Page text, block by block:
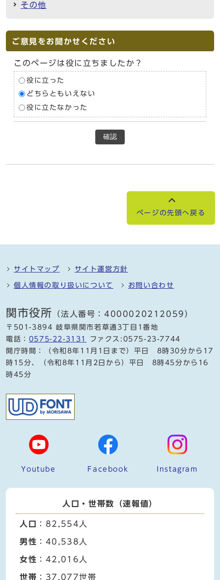
その他
ご意見をお聞かせください
このページは役に立ちましたか？
役に立った
どちらともいえない
役に立たなかった
確認
ページの先頭へ戻る
サイトマップ サイト運営方針
個人情報の取り扱いについて お問い合わせ
関市役所 （法人番号：4000020212059）
〒501-3894 岐阜県関市若草通3丁目1番地
電話： 0575-22-3131
ファクス:0575-23-7744
開庁時間：（令和8年11月1日まで）平日 8時30分から17
時15分、（令和8年11月2日から）平日 8時45分から16
時45分
Youtube Facebook Instagram
人口・世帯数（速報値）
人口 ：82,554人
男性 ：40,538人
女性 ：42,016人
世帯 ：37,077世帯